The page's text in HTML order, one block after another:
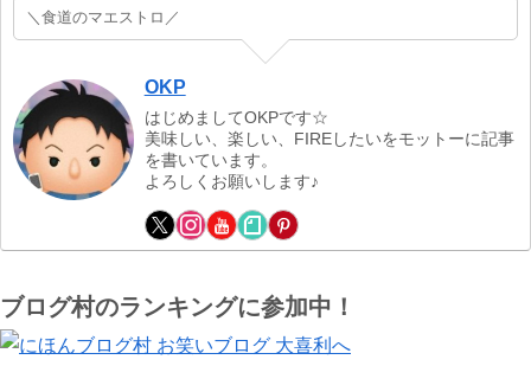
＼食道のマエストロ／
OKP
はじめましてOKPです☆
美味しい、楽しい、FIREしたいをモットーに記事
を書いています。
よろしくお願いします♪
ブログ村のランキングに参加中！